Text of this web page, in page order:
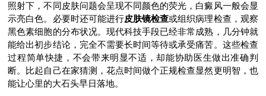
照射下，不同皮肤问题会呈现不同颜色的荧光，白癜风一般会显
示亮白色。必要时还可能进行皮肤镜检查或组织病理检查，观察
黑色素细胞的分布状况。现代科技手段已经非常成熟，几分钟就
能给出初步结论，完全不需要长时间等待或承受痛苦。这些检查
过程简单快捷，不会带来明显不适，却能协助医生做出准确判
断。比起自己在家猜测，花点时间做个正规检查显然更明智，也
能让心里的大石头早日落地。